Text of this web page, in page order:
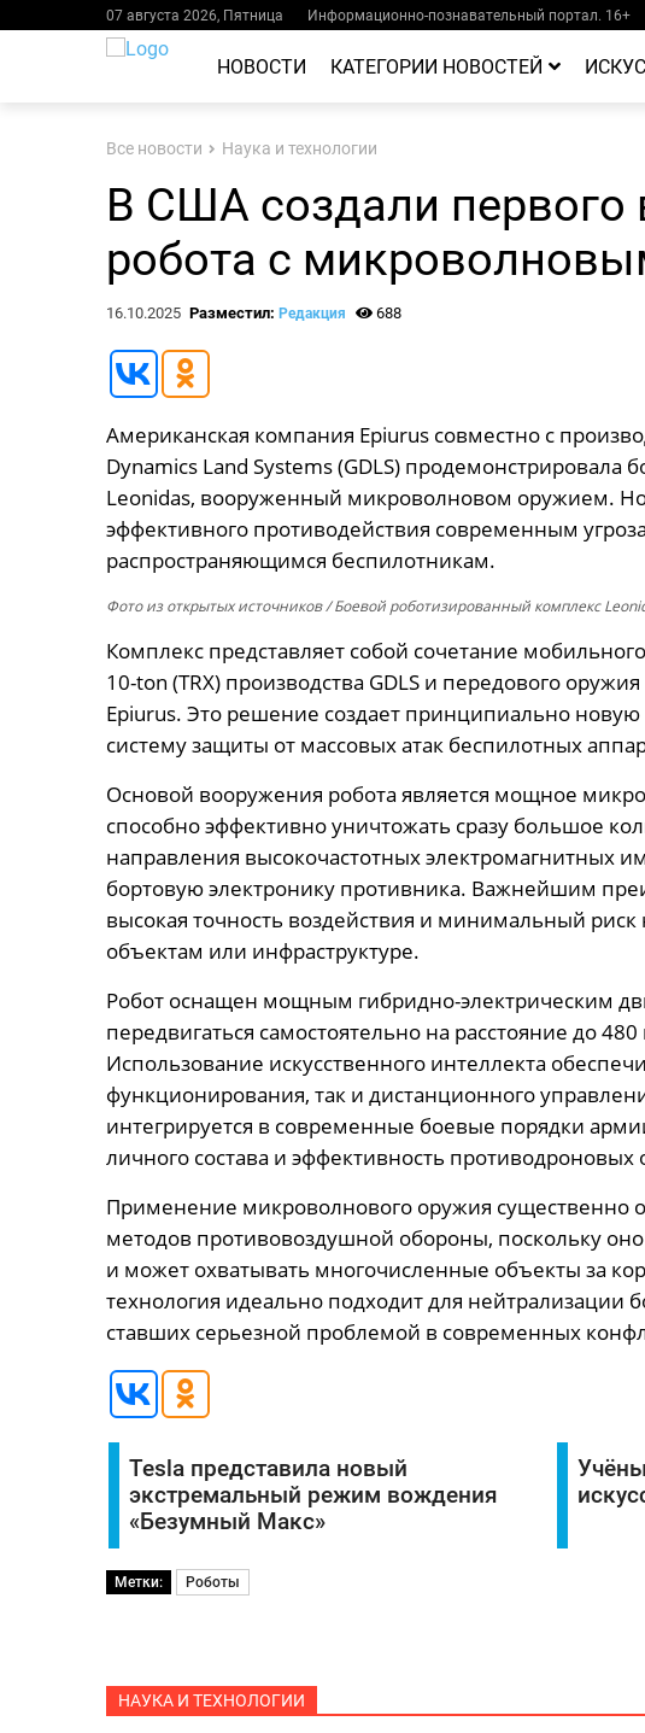
07 августа 2026, Пятница Информационно-познавательный портал. 16+
НОВОСТИ КАТЕГОРИИ НОВОСТЕЙ
Все новости Наука и технологии
В США создали первого
робота с
16.10.2025 Разместил: Редакция 688
Американская компания Epiurus совместно с
Dynamics Land Systems (GDLS)
Leonidas, вооруженный микроволновом оружием.
эффективного противодействия современным
распространяющимся беспилотникам.
Фото из открытых источников/ Боевой роботизированный комплекс
Комплекс представляет собой сочетание
10-ton (TRX) производства GDLS и передового
Epiurus. Это решение создает принципиально
систему защиты от массовых атак беспилотных
Основой вооружения робота является мощное
способно эффективно уничтожать сразу большое
направления высокочастотных электромагнитных
бортовую электронику противника. Важнейшим
высокая точность воздействия и минимальный
объектам или инфраструктуре.
Робот оснащен мощным гибридно-электрическим
передвигаться самостоятельно на расстояние до
Использование искусственного интеллекта
функционирования, так и дистанционного
интегрируется в современные боевые порядки
личного состава и эффективность противодроновых
Применение микроволнового оружия существенно
методов противовоздушной обороны, поскольку
и может охватывать многочисленные объекты за
технология идеально подходит для
ставших серьезной проблемой в современных
Tesla представила новый
экстремальный режим вождения
«Безумный Макс»
Метки: Роботы
НАУКА И ТЕХНОЛОГИИ